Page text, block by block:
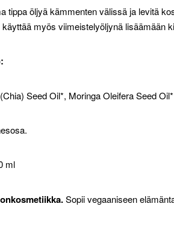
tippa öljyä kämmenten välissä ja levitä
käyttää myös viimeistelyöljynä lisäämään
Seed Oil*, Moringa Oleifera Seed Oil*
ml
Sopii vegaaniseen